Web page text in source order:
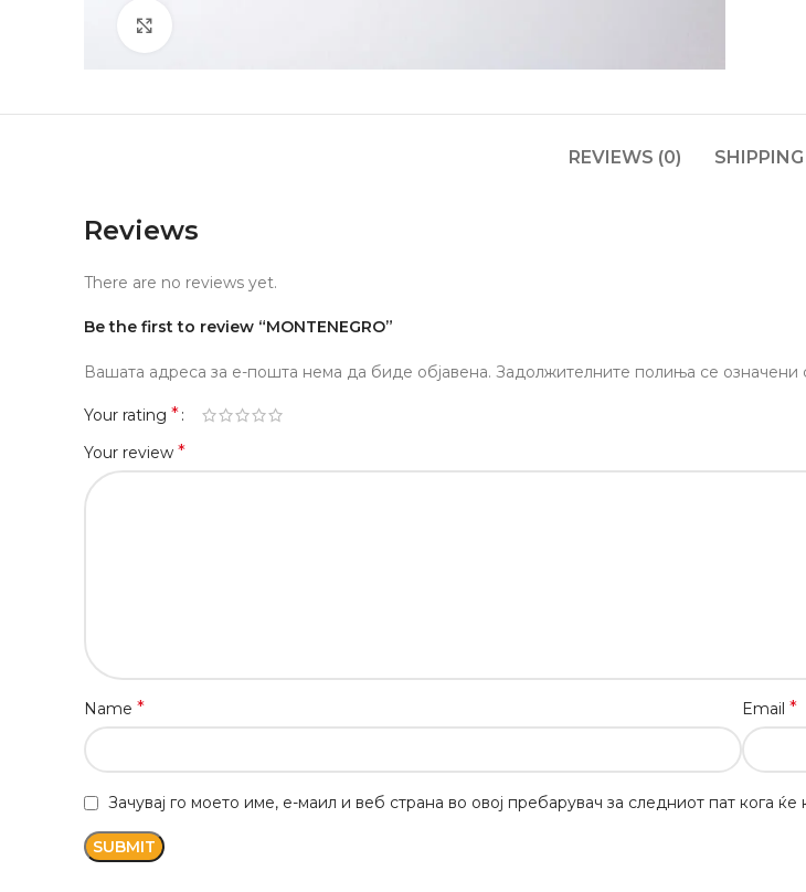
REVIEWS (0)
Reviews
There are no reviews yet.
Be the first to review “MONTENEGRO”
Вашата адреса за е-пошта нема да биде објавена. Задолжителните полиња се означени
Your rating *
Your review *
Name * Email *
Зачувај го моето име, е-маил и веб страна во овој пребарувач за следниот пат кога ќе